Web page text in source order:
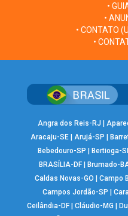
•
•
• CONTATO
•
Angra dos Reis-RJ
Aracaju-SE |Arujá-SP
Bebedouro-SP
Bertioga-
BRASÍLIA-DF| Brumado-
Caldas Novas-GO
|Campo
Campos Jordão-SP
Ceilândia-DF| Cláudio-MG